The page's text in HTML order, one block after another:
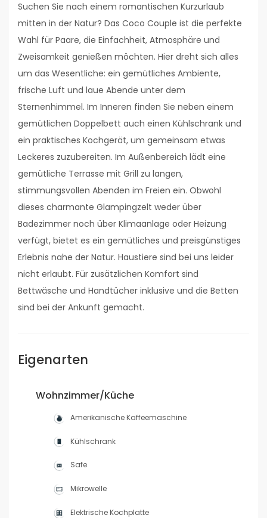
Suchen Sie nach einem romantischen Kurzurlaub
mitten in der Natur? Das Coco Couple ist die perfekte
Wahl für Paare, die Einfachheit, Atmosphäre und
Zweisamkeit genießen möchten. Hier dreht sich alles
um das Wesentliche: ein gemütliches Ambiente,
frische Luft und laue Abende unter dem
Sternenhimmel. Im Inneren finden Sie neben einem
gemütlichen Doppelbett auch einen Kühlschrank und
ein praktisches Kochgerät, um gemeinsam etwas
Leckeres zuzubereiten. Im Außenbereich lädt eine
gemütliche Terrasse mit Grill zu langen,
stimmungsvollen Abenden im Freien ein. Obwohl
dieses charmante Glampingzelt weder über
Badezimmer noch über Klimaanlage oder Heizung
verfügt, bietet es ein gemütliches und preisgünstiges
Erlebnis nahe der Natur. Haustiere sind bei uns leider
nicht erlaubt. Für zusätzlichen Komfort sind
Bettwäsche und Handtücher inklusive und die Betten
sind bei der Ankunft gemacht.
Eigenarten
Wohnzimmer/Küche
Amerikanische Kaffeemaschine
Kühlschrank
Safe
Mikrowelle
Elektrische Kochplatte